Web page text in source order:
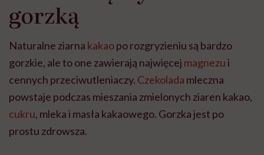
gorzką
Naturalne ziarna kakaopo rozgryzieniu są bardzo
gorzkie, ale to one zawierają najwięcej magnezui
cennych przeciwutleniaczy. Czekolada mleczna
powstaje podczas mieszania zmielonych ziaren kakao,
cukru, mleka i masła kakaowego. Gorzka jest po
prostu zdrowsza.